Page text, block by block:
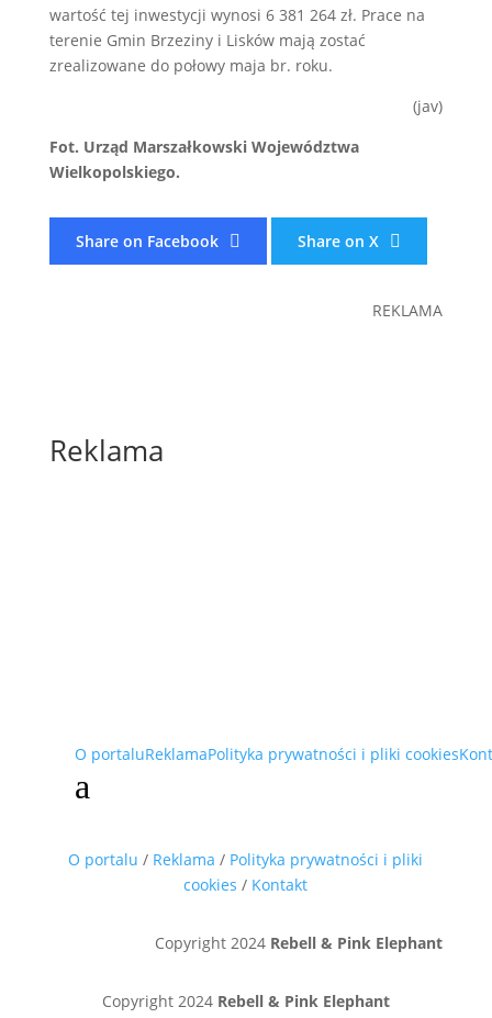
wartość tej inwestycji wynosi 6 381 264 zł. Prace na
terenie Gmin Brzeziny i Lisków mają zostać
zrealizowane do połowy maja br. roku.
(jav)
Fot. Urząd Marszałkowski Województwa
Wielkopolskiego.
Share on Facebook Share on X 
REKLAMA
Reklama
O portaluReklamaPolityka prywatności i pliki cookies
a
O portalu / Reklama / Polityka prywatności i pliki
cookies / Kontakt
Copyright 2024 Rebell & Pink Elephant
Copyright 2024 Rebell & Pink Elephant